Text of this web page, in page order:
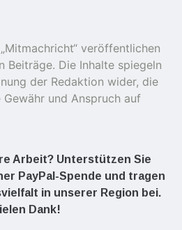
veröffentlichen
Beiträge. Die Inhalte spiegeln
der Redaktion wider, die
und Anspruch auf
Arbeit? Unterstützen Sie
PayPal-Spende und tragen
in unserer Region bei.
Dank!